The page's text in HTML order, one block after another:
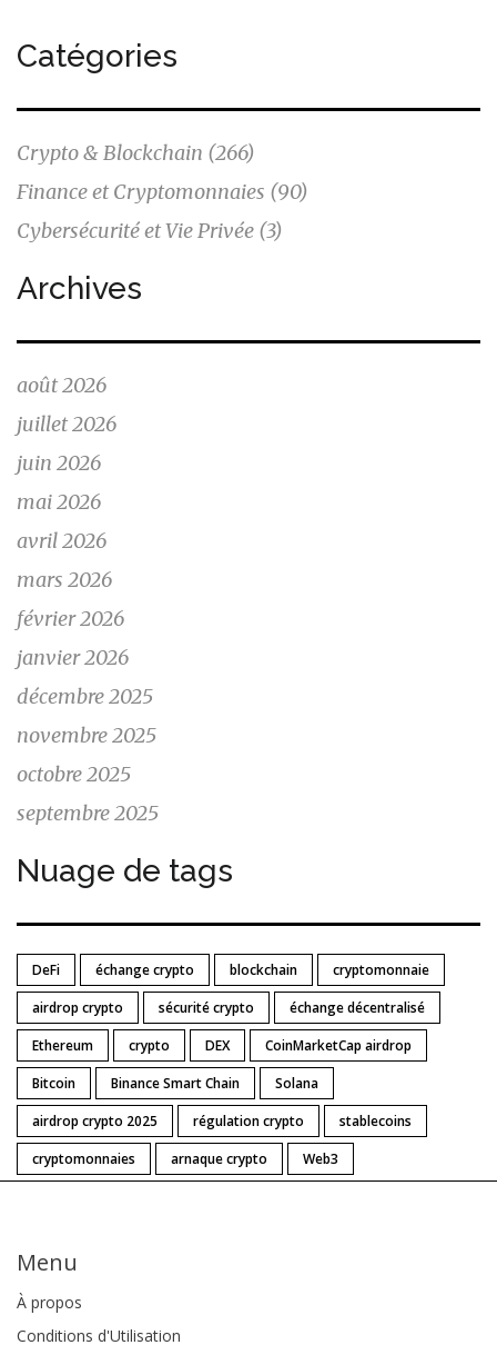
Catégories
Crypto & Blockchain (266)
Finance et Cryptomonnaies (90)
Cybersécurité et Vie Privée (3)
Archives
août 2026
juillet 2026
juin 2026
mai 2026
avril 2026
mars 2026
février 2026
janvier 2026
décembre 2025
novembre 2025
octobre 2025
septembre 2025
Nuage de tags
DeFi échange crypto blockchain
cryptomonnaie
airdrop crypto
sécurité crypto
échange décentralisé
Ethereum
crypto DEX
CoinMarketCap airdrop
Bitcoin
Binance Smart Chain
Solana
airdrop crypto 2025
régulation crypto
stablecoins
cryptomonnaies
arnaque crypto Web3
Menu
À propos
Conditions d'Utilisation